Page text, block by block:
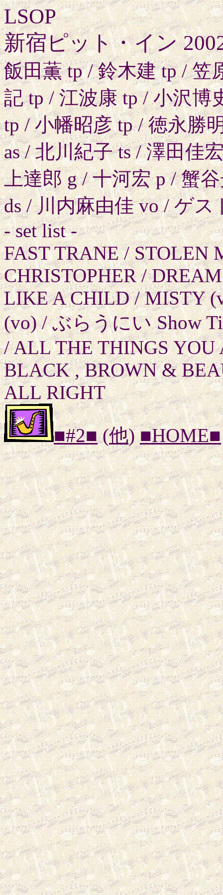
LSOP
新宿ピット・イン
飯田薫 tp / 鈴木建 tp / 笠
記 tp / 江波康 tp / 小沢博
tp / 小幡昭彦 tp / 徳永勝
as / 北川紀子 ts / 澤田佳
上達郎 g / 十河宏 p / 蟹
ds / 川内麻由佳 vo / ゲ
- set list -
FAST TRANE / STOLEN
CHRISTOPHER /
LIKE A CHILD / MISTY
(vo) / ぶらうにい Show
/ ALL THE THINGS YOU
BLACK , BROWN &
ALL RIGHT
■#2■(他)■HOME■